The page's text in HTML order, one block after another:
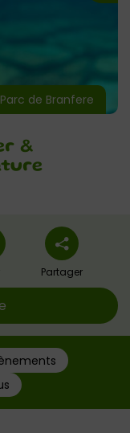
&
de Branfere
Partager